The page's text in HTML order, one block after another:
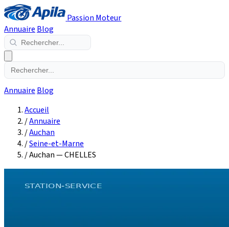
Passion Moteur
Annuaire Blog
Annuaire Blog
Accueil
/Annuaire
/Auchan
/Seine-et-Marne
/Auchan — CHELLES